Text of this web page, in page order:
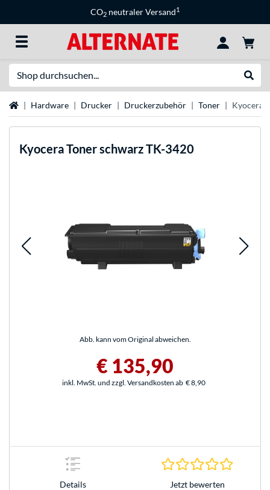
CO2 neutraler Versand1
StartseiteHardware Drucker Druckerzubehör Toner Kyocera
KyoceraToner schwarz TK-3420
Abb. kann vom Original abweichen.
€ 135,90
inkl. MwSt. und zzgl. Versandkosten ab € 8,90
Details Jetzt bewerten